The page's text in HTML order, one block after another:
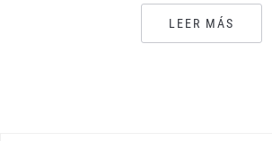
LEER MÁS